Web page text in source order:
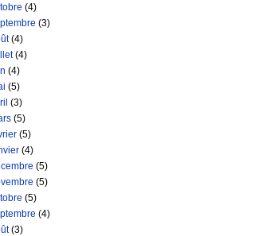
(4)
(3)
(4)
(4)
(4)
(5)
(3)
(5)
(5)
(4)
(5)
(5)
(5)
(4)
(3)